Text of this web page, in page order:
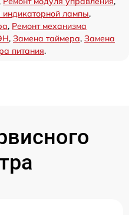
лампы,
, Ремонт механизма
, Замена таймера, Замена
питания.